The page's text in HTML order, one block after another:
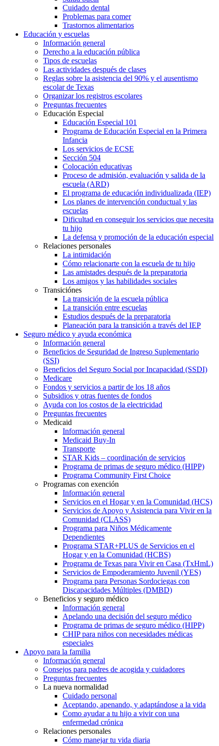
Cuidado dental
Problemas para comer
Trastornos alimentarios
Educación y escuelas
Información general
Derecho a la educación pública
Tipos de escuelas
Las actividades después de clases
Reglas sobre la asistencia del 90% y el ausentismo
escolar de Texas
Organizar los registros escolares
Preguntas frecuentes
Educación Especial
Educación Especial 101
Programa de Educación Especial en la Primera
Infancia
Los servicios de ECSE
Sección 504
Colocación educativas
Proceso de admisión, evaluación y salida de la
escuela (ARD)
El programa de educación individualizada (IEP)
Los planes de intervención conductual y las
escuelas
Dificultad en conseguir los servicios que necesita
tu hijo
La defensa y promoción de la educación especial
Relaciones personales
La intimidación
Cómo relacionarte con la escuela de tu hijo
Las amistades después de la preparatoria
Los amigos y las habilidades sociales
Transiciónes
La transición de la escuela pública
La transición entre escuelas
Estudios después de la preparatoria
Planeación para la transición a través del IEP
Seguro médico y ayuda económica
Información general
Beneficios de Seguridad de Ingreso Suplementario
(SSI)
Beneficios del Seguro Social por Incapacidad (SSDI)
Medicare
Fondos y servicios a partir de los 18 años
Subsidios y otras fuentes de fondos
Ayuda con los costos de la electricidad
Preguntas frecuentes
Medicaid
Información general
Medicaid Buy-In
Transporte
STAR Kids – coordinación de servicios
Programa de primas de seguro médico (HIPP)
Programa Community First Choice
Programas con exención
Información general
Servicios en el Hogar y en la Comunidad (HCS)
Servicios de Apoyo y Asistencia para Vivir en la
Comunidad (CLASS)
Programa para Niños Médicamente
Dependientes
Programa STAR+PLUS de Servicios en el
Hogar y en la Comunidad (HCBS)
Programa de Texas para Vivir en Casa (TxHmL)
Servicios de Empoderamiento Juvenil (YES)
Programa para Personas Sordociegas con
Discapacidades Múltiples (DMBD)
Beneficios y seguro médico
Información general
Apelando una decisión del seguro médico
Programa de primas de seguro médico (HIPP)
CHIP para niños con necesidades médicas
especiales
Apoyo para la familia
Información general
Consejos para padres de acogida y cuidadores
Preguntas frecuentes
La nueva normalidad
Cuidado personal
Aceptando, apenando, y adaptándose a la vida
Como ayudar a tu hijo a vivir con una
enfermedad crónica
Relaciones personales
Cómo manejar tu vida diaria